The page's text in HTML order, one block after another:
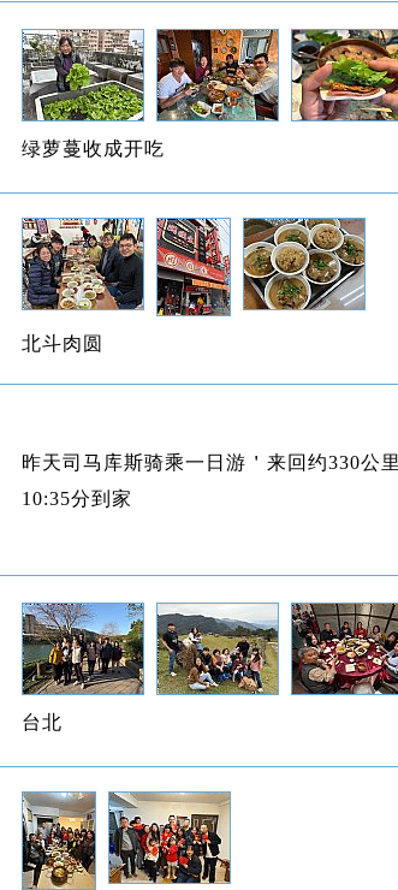
绿萝蔓收成开吃
北斗肉圆
昨天司马库斯骑乘一日游＇来回约330公
10:35分到家
台北